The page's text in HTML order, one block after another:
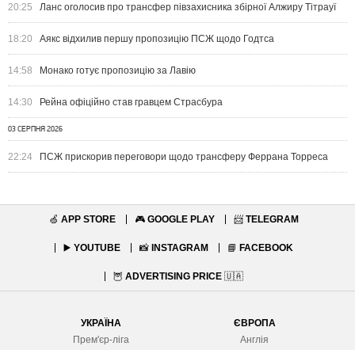
20:25 Ланс оголосив про трансфер півзахисника збірної Алжиру Тітрауї
18:20 Аякс відхилив першу пропозицію ПСЖ щодо Годтса
14:58 Монако готує пропозицію за Лавію
14:30 Рейна офіційно став гравцем Страсбура
03 СЕРПНЯ 2026
22:24 ПСЖ прискорив переговори щодо трансферу Феррана Торреса
🍏 APP STORE 🎮 GOOGLE PLAY 📨 TELEGRAM
▶️ YOUTUBE 📸 INSTAGRAM 📘 FACEBOOK
🦉 ADVERTISING PRICE 🇺🇦
УКРАЇНА
Прем'єр-ліга
ЄВРОПА
Англія